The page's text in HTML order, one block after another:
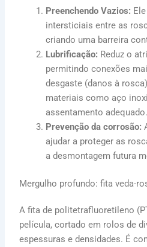
Preenchendo Vazios:
intersticiais entre as
criando uma barreira
Lubrificação: Reduz o
permitindo conexões
desgaste (danos à
materiais como aço
assentamento adequado.
Prevenção da corrosão:
ajudar a proteger as
a desmontagem futura
Mergulho profundo: fita veda-
A fita de politetrafluoretileno
película, cortado em rolos de
espessuras e densidades. É